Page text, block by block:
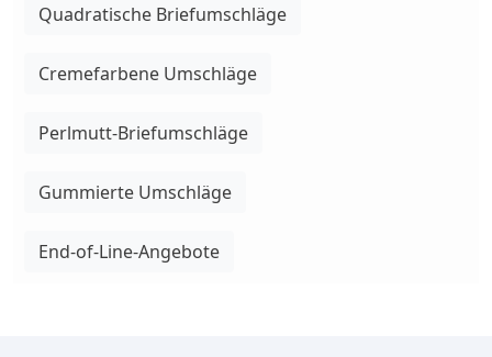
Quadratische Briefumschläge
Cremefarbene Umschläge
Perlmutt-Briefumschläge
Gummierte Umschläge
End-of-Line-Angebote